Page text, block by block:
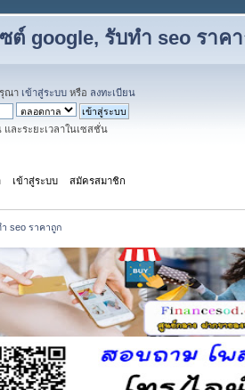
ต์ google, รับทำ seo ราค
ณา เข้าสู่ระบบ หรือ ลงทะเบียน
ละระยะเวลาในเซสชั่น
เข้าสู่ระบบ สมัครสมาชิก
seo ราคาถูก